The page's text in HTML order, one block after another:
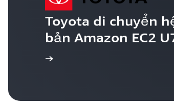
Toyota di chuyển
bản Amazon EC2